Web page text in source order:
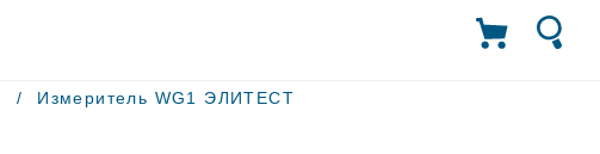
Измеритель WG1 ЭЛИТЕСТ